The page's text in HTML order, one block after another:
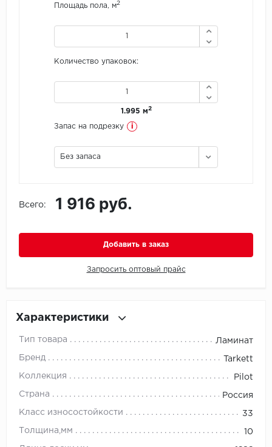
Krono Xonic
Made in Belgium
Natisston
No brand
Площадь пола, м2
Количество упаковок:
1.995 м2
Запас на подрезку i
Без запаса
Всего: 1 916 руб.
Добавить в заказ
Запросить оптовый прайс
Характеристики
Тип товара Ламинат
Бренд Tarkett
Коллекция Pilot
Страна Россия
Класс износостойкости 33
Толщина,мм 10